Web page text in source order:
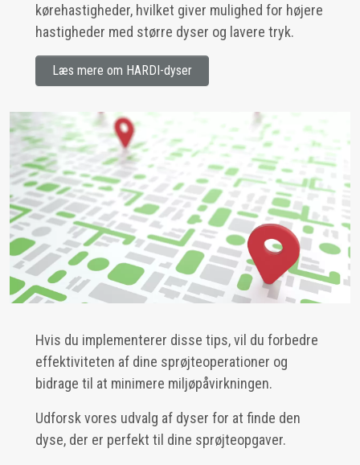
kørehastigheder, hvilket giver mulighed for højere
hastigheder med større dyser og lavere tryk.
Læs mere om HARDI-dyser
Hvis du implementerer disse tips, vil du forbedre
effektiviteten af dine sprøjteoperationer og
bidrage til at minimere miljøpåvirkningen.
Udforsk vores udvalg af dyser for at finde den
dyse, der er perfekt til dine sprøjteopgaver.